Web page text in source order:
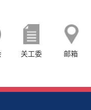
关工委 邮箱